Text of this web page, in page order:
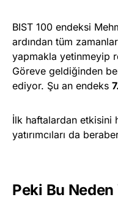
BIST 100 endeksi
ardından tüm
yapmakla yetinmeyip
Göreve geldiğinden
ediyor. Şu an endeks
İlk haftalardan etkisini
yatırımcıları da
Peki Bu Neden